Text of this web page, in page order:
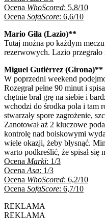
Ocena WhoScored: 5,8/10
Ocena SofaScore: 6,6/10
Mario Gila (Lazio)**
Tutaj można po każdym
rezerwowych. Lazio
Miguel Gutiérrez (Girona)**
W poprzedni weekend
Rozegrał pełne 90 minut i
chętnie brał grę na siebie i
wchodzi do środka pola i tam
stwarzały spore zagrożenie,
Zanotował aż 2 kluczowe
kontrolę nad boiskowymi
wiele okazji, żeby błysnąć.
warto podkreślić, że spisał się
Ocena Marki: 1/3
Ocena Asa: 1/3
Ocena WhoScored: 6,2/10
Ocena SofaScore: 6,7/10
REKLAMA
REKLAMA